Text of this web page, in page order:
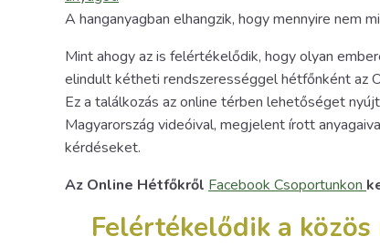
A hanganyagban elhangzik, hogy mennyire nem
Mint ahogy az is felértékelődik, hogy olyan
elindult kétheti rendszerességgel hétfőnként az
Ez a találkozás az online térben lehetőséget
Magyarország videóival, megjelent írott
kérdéseket.
Az Online Hétfőkről Facebook Csoportunkon
Felértékelődik a